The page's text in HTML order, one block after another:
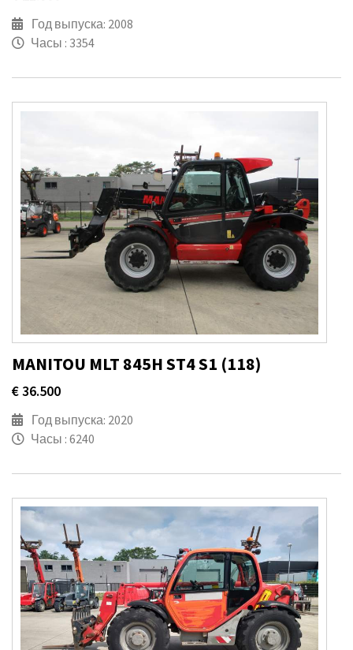
Год выпуска: 2008
Часы : 3354
MANITOU MLT 845H ST4 S1 (118)
€ 36.500
Год выпуска: 2020
Часы : 6240